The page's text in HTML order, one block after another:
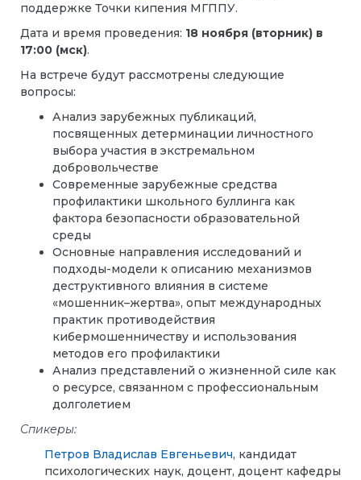
поддержке Точки кипения МГППУ.
Дата и время проведения: 18 ноября (вторник) в
17:00 (мск).
На встрече будут рассмотрены следующие
вопросы:
Анализ зарубежных публикаций,
посвященных детерминации личностного
выбора участия в экстремальном
добровольчестве
Современные зарубежные средства
профилактики школьного буллинга как
фактора безопасности образовательной
среды
Основные направления исследований и
подходы-модели к описанию механизмов
деструктивного влияния в системе
«мошенник–жертва», опыт международных
практик противодействия
кибермошенничеству и использования
методов его профилактики
Анализ представлений о жизненной силе как
о ресурсе, связанном с профессиональным
долголетием
Спикеры:
Петров Владислав Евгеньевич, кандидат
психологических наук, доцент, доцент кафедры